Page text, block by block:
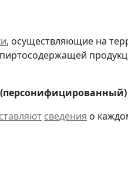
, осуществляющие на
сведения о